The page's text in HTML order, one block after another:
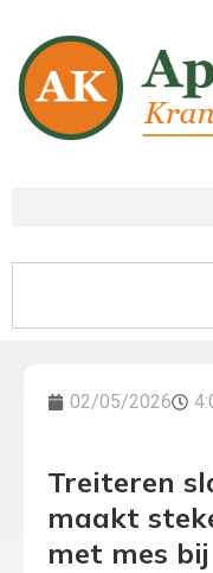
02/05/2026
Treiteren
maakt
met mes